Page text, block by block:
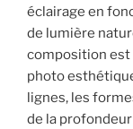
éclairage en
de lumière
composition est
photo
lignes, les
de la profondeur